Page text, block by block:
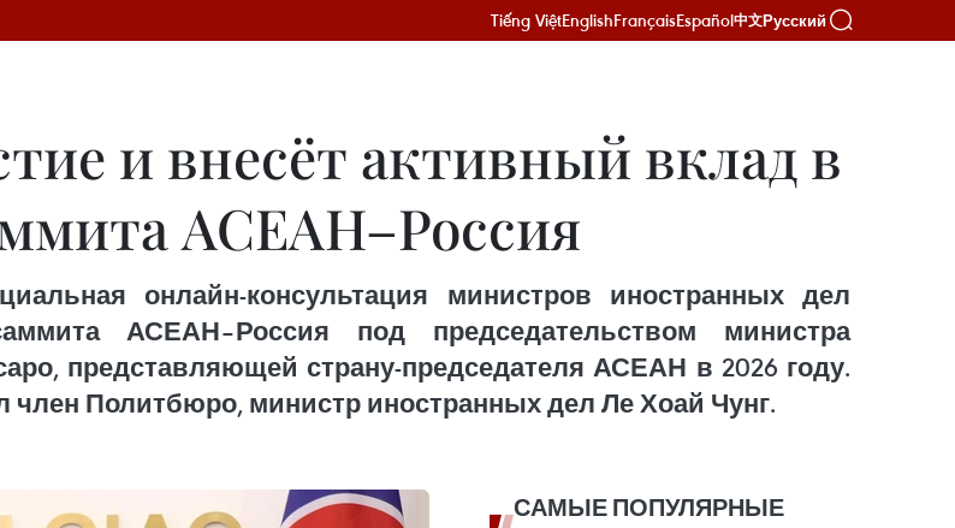
Tiếng ViệtEnglishFrançaisEspañol中文Русский
и внесёт активный вклад в
АСЕАН–Россия
онлайн-консультация министров иностранных дел
АСЕАН–Россия под председательством министра
представляющей страну-председателя АСЕАН в 2026 году.
член Политбюро, министр иностранных дел Ле Хоай Чунг.
САМЫЕ ПОПУЛЯРНЫЕ